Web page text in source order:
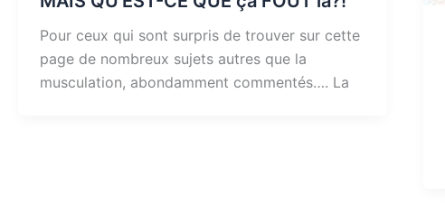
Pour ceux qui sont surpris de trouver sur cette
page de nombreux sujets autres que la
musculation, abondamment commentés…. La